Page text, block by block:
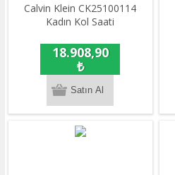
Calvin Klein CK25100114
Kadın Kol Saati
18.908,90
₺